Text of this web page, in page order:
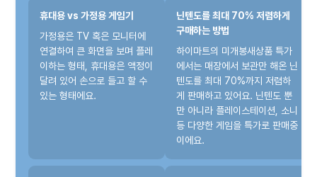
휴대용 vs 가정용 게임기
가정용은 TV 혹은 모니터에
연결하여 큰 화면을 보며 플레
이하는 형태, 휴대용은 액정이
달려 있어 손으로 들고 할 수
있는 형태에요.
닌텐도를 최대 70% 저렴하게
구매하는 방법
하이마트의 미개봉새상품 특가
에서는 매장에서 보관만 해온 닌
텐도를 최대 70%까지 저렴하
게 판매하고 있어요. 닌텐도 뿐
만 아니라 플레이스테이션, 소니
등 다양한 게임을 특가로 판매중
이에요.